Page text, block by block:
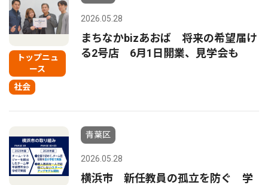
トップニュ
ース
社会
2026.05.28
まちなかbizあおば 将来の希望届け
る2号店 6月1日開業、見学会も
青葉区
2026.05.28
横浜市 新任教員の孤立を防ぐ 学